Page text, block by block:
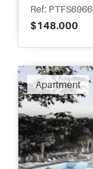
Ref: PTFS6966
$148.000
Apartment